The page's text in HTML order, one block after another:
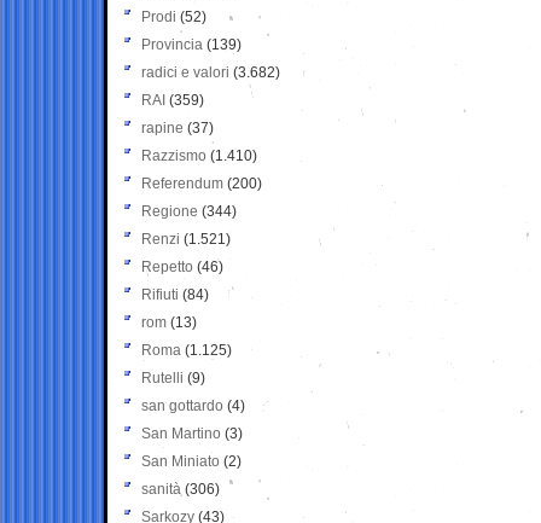
Prodi (52)
Provincia (139)
radici e valori (3.682)
RAI (359)
rapine (37)
Razzismo (1.410)
Referendum (200)
Regione (344)
Renzi (1.521)
Repetto (46)
Rifiuti (84)
rom (13)
Roma (1.125)
Rutelli (9)
san gottardo (4)
San Martino (3)
San Miniato (2)
sanità (306)
Sarkozy (43)